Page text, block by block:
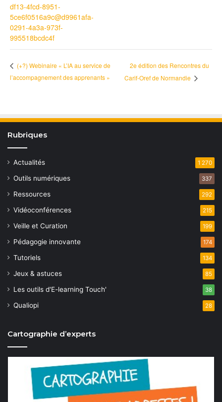
df13-4fcd-8951-
5ce6f0516a9c@d9961afa-
0291-4a3a-973f-
995518bcdc4f
(+?) Webinaire « L’IA au service de
l’accompagnement des apprenants »
2e édition des Rencontres du
Carif-Oref de Normandie
Rubriques
Actualités 1 270
Outils numériques 337
Ressources 292
Vidéoconférences 215
Veille et Curation 199
Pédagogie innovante 174
Tutoriels 134
Jeux & astuces 85
Les outils d'E-learning Touch' 38
Qualiopi 28
Cartographie d’experts